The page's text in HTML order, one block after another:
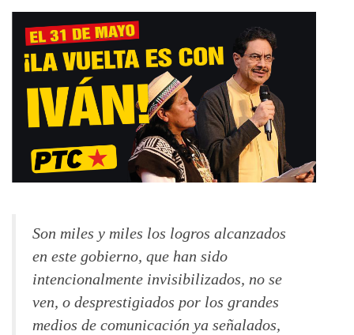
Son miles y miles los logros alcanzados
en este gobierno, que han sido
intencionalmente invisibilizados, no se
ven, o desprestigiados por los grandes
medios de comunicación ya señalados,